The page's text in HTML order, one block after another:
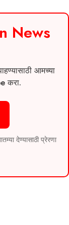
News
आमच्या
करा.
देण्यासाठी प्रेरणा